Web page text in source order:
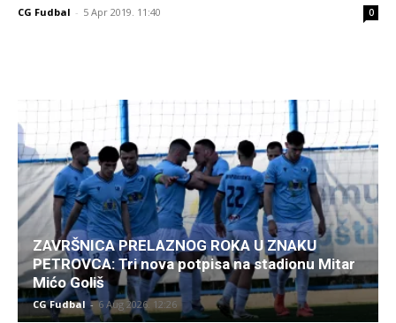
CG Fudbal - 5 Apr 2019. 11:40 0
ZAVRŠNICA PRELAZNOG ROKA U ZNAKU
PETROVCA: Tri nova potpisa na stadionu Mitar
Mićo Goliš
CG Fudbal - 6 Aug 2026. 12:26